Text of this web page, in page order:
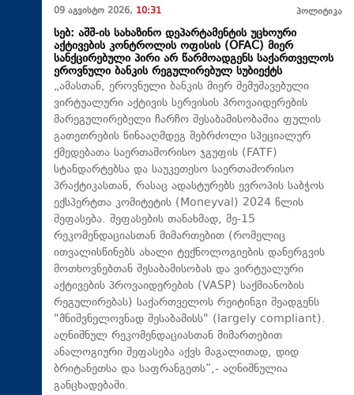
09 აგვისტო 2026, 10:31 პოლიტიკა
სებ: აშშ-ის სახაზინო დეპარტამენტის უცხოური
აქტივების კონტროლის ოფისის (OFAC) მიერ
სანქცირებული პირი არ წარმოადგენს საქართველოს
ეროვნული ბანკის რეგულირებულ სუბიექტს
„ამასთან, ეროვნული ბანკის მიერ შემუშავებული
ვირტუალური აქტივის სერვისის პროვაიდერების
მარეგულირებელი ჩარჩო შესაბამისობაშია ფულის
გათეთრების წინააღმდეგ მებრძოლი სპეციალურ
ქმედებათა საერთაშორისო ჯგუფის (FATF)
სტანდარტებსა და საუკეთესო საერთაშორისო
პრაქტიკასთან, რასაც ადასტურებს ევროპის საბჭოს
ექსპერტთა კომიტეტის (Moneyval) 2024 წლის
შეფასება. შეფასების თანახმად, მე-15
რეკომენდაციასთან მიმართებით (რომელიც
ითვალისწინებს ახალი ტექნოლოგიების დანერგვის
მოთხოვნებთან შესაბამისობას და ვირტუალური
აქტივების პროვაიდერების (VASP) საქმიანობის
რეგულირებას) საქართველოს რეიტინგი შეადგენს
"მნიშვნელოვნად შესაბამისს" (largely compliant).
აღნიშნულ რეკომენდაციასთან მიმართებით
ანალოგიური შეფასება აქვს მაგალითად, დიდ
ბრიტანეთსა და საფრანგეთს“,- აღნიშნულია
განცხადებაში.